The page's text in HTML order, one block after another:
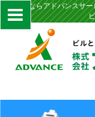
定期清掃ならアドバンスサ